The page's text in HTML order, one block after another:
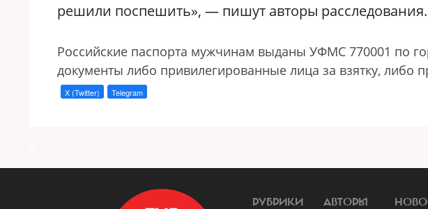
решили поспешить», — пишут авторы расследования.
Российские паспорта мужчинам выданы УФМС 770001 по
документы либо привилегированные лица за взятку, либо
X (Twitter) Telegram
РУБРИКИ АВТОРЫ